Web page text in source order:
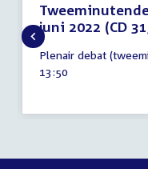
juni 2022 (CD
2
juni
2022
Plenair debat
Tijd
13:50